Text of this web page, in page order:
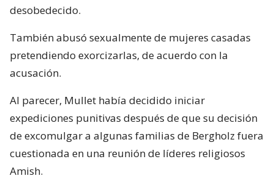
desobedecido.
También abusó sexualmente de mujeres casadas
pretendiendo exorcizarlas, de acuerdo con la
acusación.
Al parecer, Mullet había decidido iniciar
expediciones punitivas después de que su decisión
de excomulgar a algunas familias de Bergholz fuera
cuestionada en una reunión de líderes religiosos
Amish.